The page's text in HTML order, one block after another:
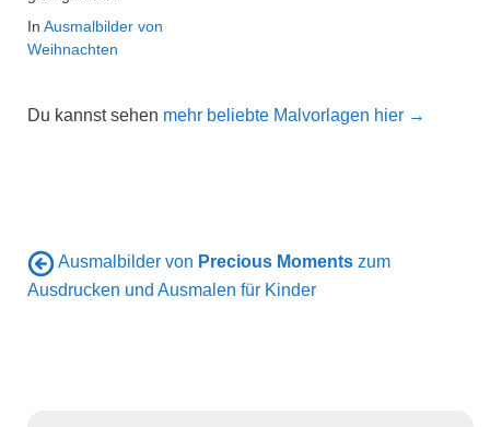
In Ausmalbilder von
Weihnachten
Du kannst sehen mehr beliebte Malvorlagen hier →
Ausmalbilder von Precious Moments zum
Ausdrucken und Ausmalen für Kinder